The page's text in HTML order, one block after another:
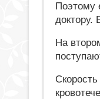
Поэтому
доктору.
На